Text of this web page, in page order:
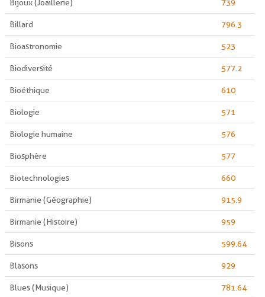
Bijoux (Joaillerie) 739
Billard 796.3
Bioastronomie 523
Biodiversité 577.2
Bioéthique 610
Biologie 571
Biologie humaine 576
Biosphère 577
Biotechnologies 660
Birmanie (Géographie) 915.9
Birmanie (Histoire) 959
Bisons 599.64
Blasons 929
Blues (Musique) 781.64